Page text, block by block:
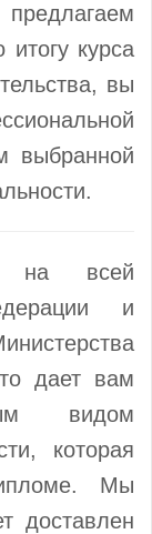
курса
вы
выбранной
на всей
и
дает вам
видом
которая
Мы
доставлен